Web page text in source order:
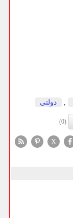
, دولتی
(0)
X